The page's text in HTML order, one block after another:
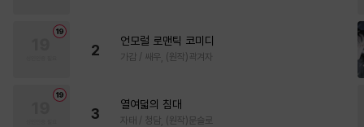
2
언모럴 로맨틱 코미디
가감 / 쌔우, (원작)곽겨자
3
열여덟의 침대
자태 / 청담, (원작)문슬로